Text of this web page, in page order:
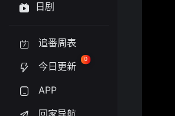
日剧
追番周表
今日更新
0
APP
回家导航